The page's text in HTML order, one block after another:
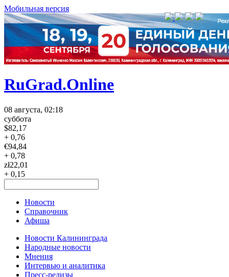
Мобильная версия
RuGrad.Online
08 августа, 02:18
суббота
$82,17
+ 0,76
€94,84
+ 0,78
zł22,01
+ 0,15
Новости
Справочник
Афиша
Новости Калининграда
Народные новости
Мнения
Интервью и аналитика
Пресс-релизы